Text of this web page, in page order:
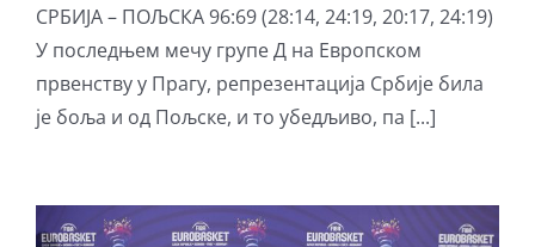
СРБИЈА – ПОЉСКА 96:69 (28:14, 24:19, 20:17, 24:19)
У последњем мечу групе Д на Европском
првенству у Прагу, репрезентација Србије била
је боља и од Пољске, и то убедљиво, па [...]